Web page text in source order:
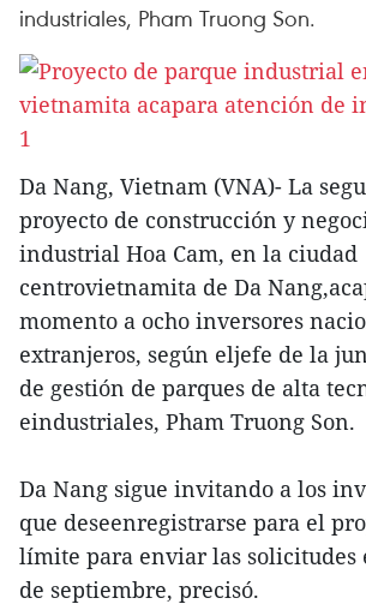
industriales, Pham Truong Son.
Da Nang, Vietnam (VNA)- La
proyecto de construcción y
industrial Hoa Cam, en la ciudad
centrovietnamita de Da
momento a ocho inversores
extranjeros, según eljefe de la
de gestión de parques de alta
eindustriales, Pham Truong Son.
Da Nang sigue invitando a los
que deseenregistrarse para el
límite para enviar las solicitudes
de septiembre, precisó.